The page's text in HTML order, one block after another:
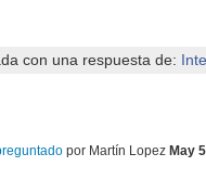
con una respuesta de:
por Martín Lopez May